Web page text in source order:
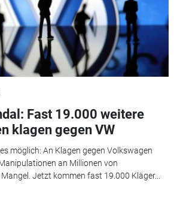
Fast 19.000 weitere
klagen gegen VW
möglich: An Klagen gegen Volkswagen
an Millionen von
Jetzt kommen fast 19.000 Kläger...